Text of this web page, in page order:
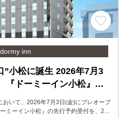
dormy inn
”小松に誕生 2026年7月3
『ドーミーイン小松』…
おいて、2026年7月3日(金)にプレオープ
ミーイン小松』の先行予約受付を、2…